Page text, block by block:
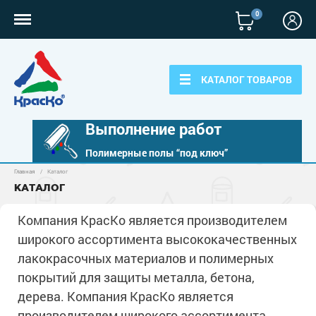
0
КАТАЛОГ ТОВАРОВ
Выполнение работ
Полимерные полы “под ключ”
Полимерные наливные полы
Эпоксидные полы
Водно-эпоксидные наливные полы
Эпоксидный ровнитель бетона
Грунтовки
Для бетонных полов
Полиуретановые полы
Эпоксидные полы
Краски для бетона
Пропитки для бетона
Для металла
Грунт-эмали по металлу
Защита в один слой
Для фасадов
Краски для фасадов
Главная / Каталог
КАТАЛОГ
Компания КрасКо является производителем
широкого ассортимента высококачественных
лакокрасочных материалов и полимерных
покрытий для защиты металла, бетона,
дерева. Компания КрасКо является